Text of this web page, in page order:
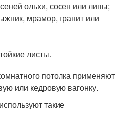
ольхи, сосен или липы;
мрамор, гранит или
листы.
потолка применяют
или кедровую вагонку.
такие